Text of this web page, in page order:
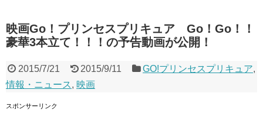
映画Go！プリンセスプリキュア Go！Go！！
豪華3本立て！！！の予告動画が公開！
2015/7/21 2015/9/11 GO!プリンセスプリキュア,
情報・ニュース, 映画
スポンサーリンク